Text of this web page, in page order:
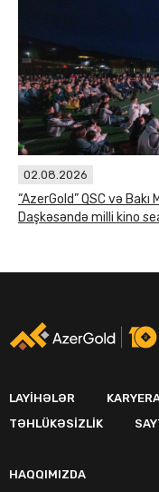
02.08.2026
“AzerGold” QSC və Bakı
Daşkəsəndə milli kino
LAYIHƏLƏR
TƏHLÜKƏSIZLIK
HAQQIMIZDA